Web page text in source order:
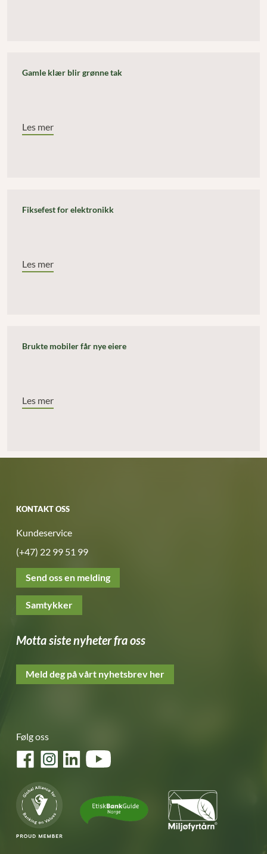
Gamle klær blir grønne tak
Les mer
Fiksefest for elektronikk
Les mer
Brukte mobiler får nye eiere
Les mer
KONTAKT OSS
Kundeservice
(+47) 22 99 51 99
Send oss en melding
Samtykker
Motta siste nyheter fra oss
Meld deg på vårt nyhetsbrev her
Følg oss
FacebookInstagramLinkedInYouTube